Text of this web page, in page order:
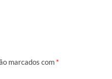
marcados com *